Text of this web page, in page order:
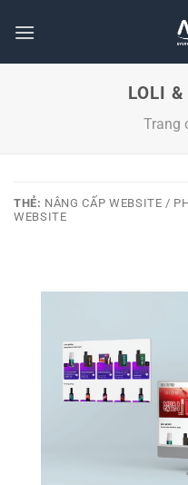
qua
LOLI &
Trang
THẺ: NÂNG CẤP WEBSITE /
WEBSITE